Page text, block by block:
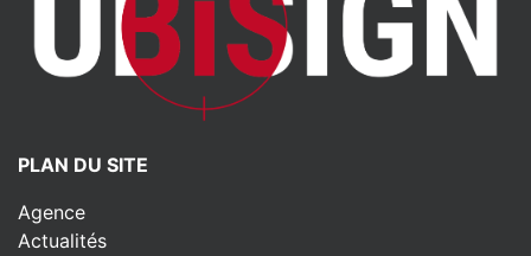
PLAN DU SITE
Agence
Actualités